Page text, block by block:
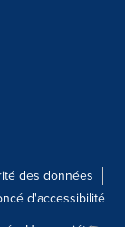
des données
d'accessibilité